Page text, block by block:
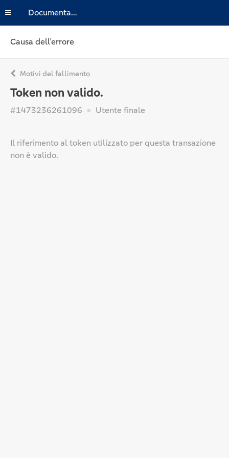
Documentazione
Causa dell’errore
Motivi del fallimento
Token non valido.
#1473236261096 Utente finale
Il riferimento al token utilizzato per questa transazione
non è valido.